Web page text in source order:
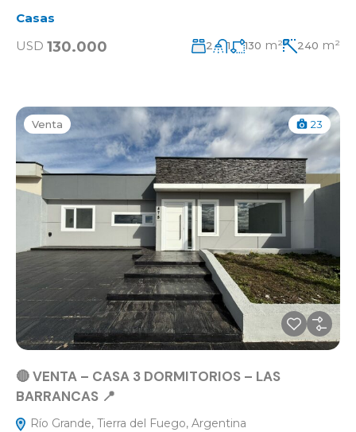
Casas
USD 130.000 2 1 130 m² 240 m²
Venta 23
🔴 VENTA – CASA 3 DORMITORIOS – LAS
BARRANCAS 📍
Río Grande, Tierra del Fuego, Argentina